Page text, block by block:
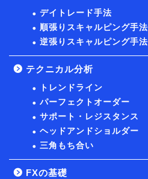
デイトレード手法
順張りスキャルピング手法
逆張りスキャルピング手法
テクニカル分析
トレンドライン
パーフェクトオーダー
サポート・レジスタンス
ヘッドアンドショルダー
三角もち合い
FXの基礎